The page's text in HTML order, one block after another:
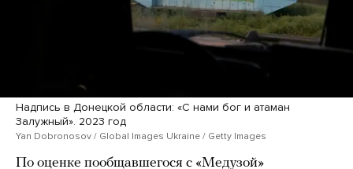
Надпись в Донецкой области: «С нами бог и атаман
Залужный». 2023 год
Yan Dobronosov / Global Images Ukraine / Getty Images
По оценке пообщавшегося с «Медузой»